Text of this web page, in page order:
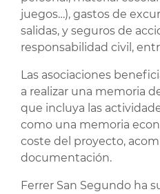
juegos…), gastos de
salidas, y seguros de
responsabilidad civil,
Las asociaciones
a realizar una memoria
que incluya las
como una memoria
coste del proyecto,
documentación.
Ferrer San Segundo ha